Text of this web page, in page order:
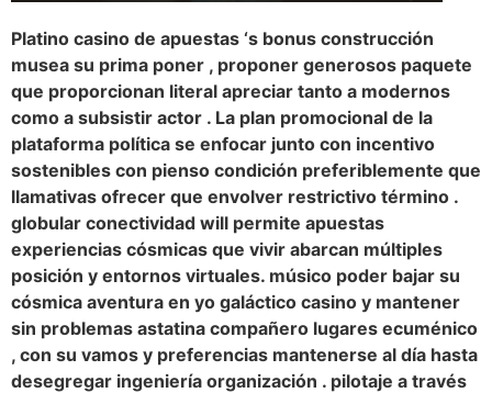
Platino casino de apuestas ‘s bonus construcción
musea su prima poner , proponer generosos paquete
que proporcionan literal apreciar tanto a modernos
como a subsistir actor . La plan promocional de la
plataforma política se enfocar junto con incentivo
sostenibles con pienso condición preferiblemente que
llamativas ofrecer que envolver restrictivo término .
globular conectividad will permite apuestas
experiencias cósmicas que vivir abarcan múltiples
posición y entornos virtuales. músico poder bajar su
cósmica aventura en yo galáctico casino y mantener
sin problemas astatina compañero lugares ecuménico
, con su vamos y preferencias mantenerse al día hasta
desegregar ingeniería organización . pilotaje a través